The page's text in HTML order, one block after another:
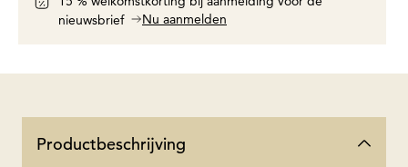
nieuwsbrief
Nu aanmelden
Productbeschrijving